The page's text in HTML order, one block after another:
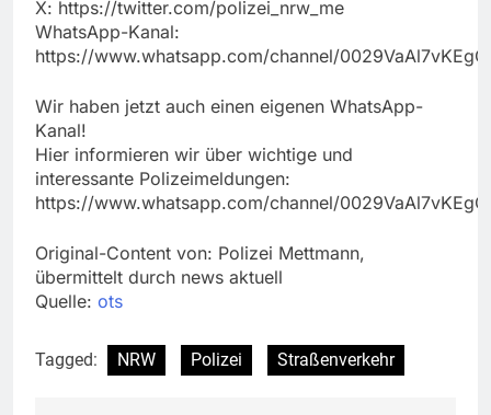
X: https://twitter.com/polizei_nrw_me
WhatsApp-Kanal:
https://www.whatsapp.com/channel/
Wir haben jetzt auch einen eigenen WhatsApp-
Kanal!
Hier informieren wir über wichtige und
interessante Polizeimeldungen:
https://www.whatsapp.com/channel/
Original-Content von: Polizei Mettmann,
übermittelt durch news aktuell
Quelle: ots
Tagged: NRW Polizei Straßenverkehr